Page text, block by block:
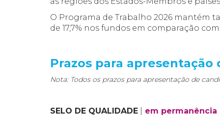
O Programa de Trabalho 2026 mantém
de 17,7% nos fundos em comparação com
Prazos para
Nota: Todos os prazos para apresentação de
SELO DE QUALIDADE em permanência